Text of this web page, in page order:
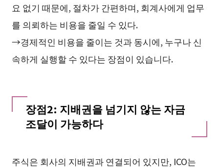
요 없기 때문에, 절차가 간편하며, 회계사에게 업무
를 의뢰하는 비용을 줄일 수 있다.
→경제적인 비용을 줄이는 것과 동시에, 누구나 신
속하게 실행할 수 있다는 장점이 있습니다.
장점2: 지배권을 넘기지 않는 자금
조달이 가능하다
주식은 회사의 지배권과 연결되어 있지만, ICO는